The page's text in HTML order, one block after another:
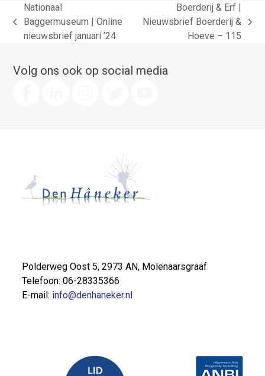
previous
post:
Nationaal
Baggermuseum | Online
nieuwsbrief januari ’24
next
Boerderij & Erf |
Nieuwsbrief Boerderij &
Hoeve – 115
Volg ons ook op social media
Polderweg Oost 5, 2973 AN, Molenaarsgraaf
Telefoon: 06-28335366
E-mail: info@denhaneker.nl